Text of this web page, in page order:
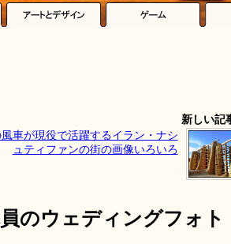
新しい記
車が現役で活躍するイラン・ナシ
ュティファンの街の画像いろいろ
のウェディングフォト